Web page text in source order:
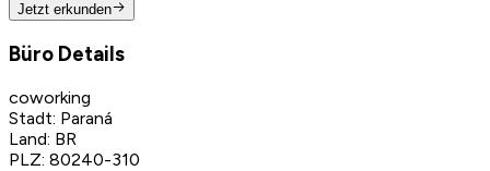
Jetzt erkunden
Büro Details
coworking
Stadt: Paraná
Land: BR
PLZ: 80240-310